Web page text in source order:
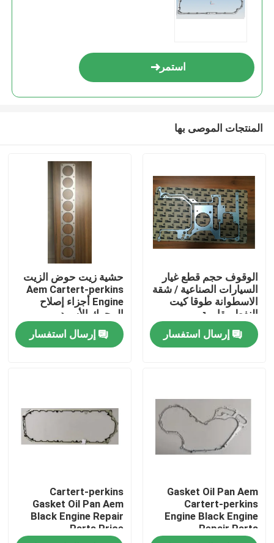
منتجات
معلومات عنا
استمر
المنتجات الموصى بها
الوقوف حجم قطع غيار
السيارات الصناعية / شقة
الاسطوانة طوقا كيت
النفط مقاومة
إرسال استفسار
حشية زيت حوض الزيت
Aem Cartert-perkins
Engine أجزاء إصلاح
المحرك الأسود
إرسال استفسار
Gasket Oil Pan Aem
Cartert-perkins
Engine Black Engine
Repair Parts
Cartert-perkins
Gasket Oil Pan Aem
Black Engine Repair
Parts Price